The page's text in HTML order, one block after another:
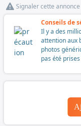
Signaler cette annonce
Conseils de
Il y a des
attention aux
photos
pas été